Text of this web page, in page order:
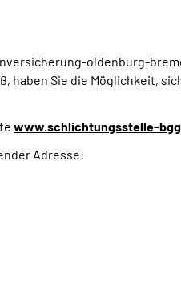
oldenburg-
Sie die Möglichkeit,
www.schlichtungsstelle-
Adresse: